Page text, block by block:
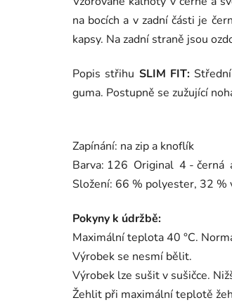
na bocích a v zadní části je
kapsy. Na zadní straně jsou
Popis střihu SLIM FIT:
guma. Postupně se zužující
Zapínání: na zip a knoflík
Barva: 126 Original 4 - černá
Složení: 66 % polyester, 32 %
Pokyny k údržbě:
Maximální teplota 40 °C.
Výrobek se nesmí bělit.
Výrobek lze sušit v sušičce.
Žehlit při maximální teplotě